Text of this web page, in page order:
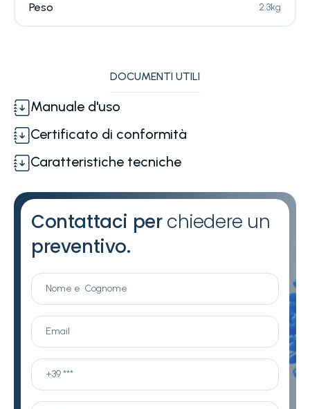
Peso 2.3kg
DOCUMENTI UTILI
Manuale d'uso
Certificato di conformità
Caratteristiche tecniche
Contattaci perchiedere un
preventivo.